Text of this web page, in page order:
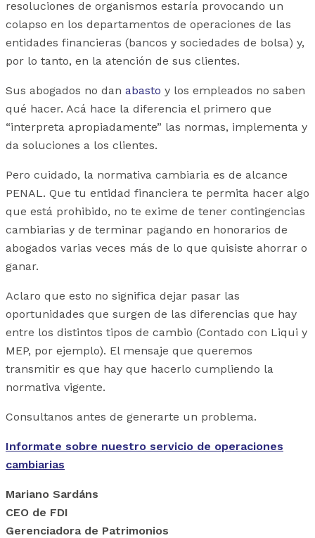
resoluciones de organismos estaría provocando un
colapso en los departamentos de operaciones de las
entidades financieras (bancos y sociedades de bolsa) y,
por lo tanto, en la atención de sus clientes.
Sus abogados no dan abasto y los empleados no saben
qué hacer. Acá hace la diferencia el primero que
“interpreta apropiadamente” las normas, implementa y
da soluciones a los clientes.
Pero cuidado, la normativa cambiaria es de alcance
PENAL. Que tu entidad financiera te permita hacer algo
que está prohibido, no te exime de tener contingencias
cambiarias y de terminar pagando en honorarios de
abogados varias veces más de lo que quisiste ahorrar o
ganar.
Aclaro que esto no significa dejar pasar las
oportunidades que surgen de las diferencias que hay
entre los distintos tipos de cambio (Contado con Liqui y
MEP, por ejemplo). El mensaje que queremos
transmitir es que hay que hacerlo cumpliendo la
normativa vigente.
Consultanos antes de generarte un problema.
Informate sobre nuestro servicio de operaciones
cambiarias
Mariano Sardáns
CEO de FDI
Gerenciadora de Patrimonios